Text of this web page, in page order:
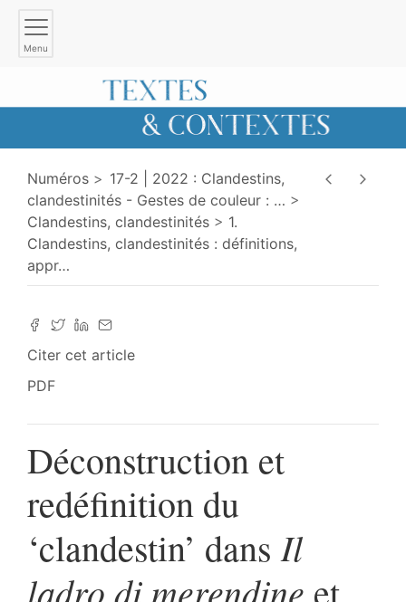
Menu
Numéros
17-2 | 2022 : Clandestins,
clandestinités - Gestes de couleur : …
Clandestins, clandestinités
1.
Clandestins, clandestinités : définitions,
appr…
Citer cet article
PDF
Déconstruction et
redéfinition du
‘clandestin’ dans Il
ladro di merendine et